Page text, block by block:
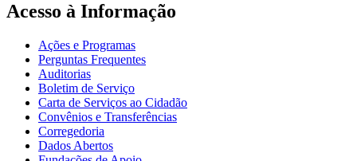
Acesso à Informação
Ações e Programas
Perguntas Frequentes
Auditorias
Boletim de Serviço
Carta de Serviços ao Cidadão
Convênios e Transferências
Corregedoria
Dados Abertos